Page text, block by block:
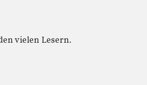
vielen Lesern.